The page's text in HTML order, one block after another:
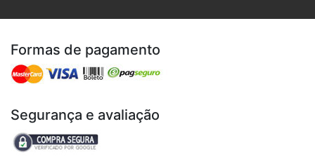
Formas de pagamento
Segurança e avaliação